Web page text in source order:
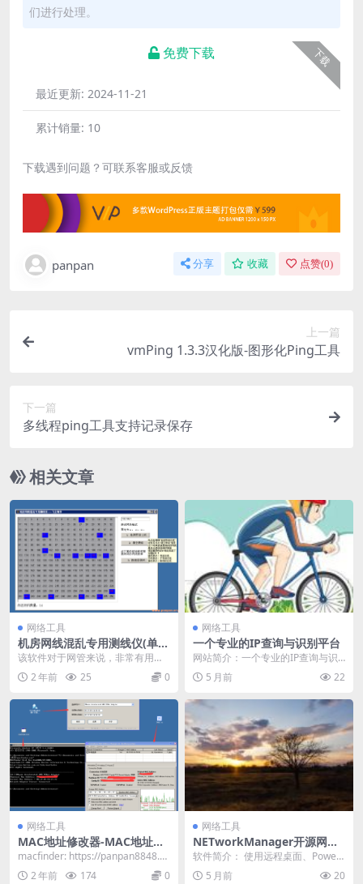
们进行处理。
下载
免费下载
最近更新: 2024-11-21
累计销量: 10
下载遇到问题？可联系客服或反馈
panpan 分享 收藏 点赞(0)
上一篇
vmPing 1.3.3汉化版-图形化Ping工具
下一篇
多线程ping工具支持记录保存
相关文章
网络工具
机房网线混乱专用测线仪(单文
件版)-局域网工具
该软件对于网管来说，非常有用哦
比如出现网络故障的时候，可以用
它来排查故障。看看...
2 年前 25 0
网络工具
一个专业的IP查询与识别平台
网站简介：一个专业的IP查询与识
别平台，支持IPv4和IPv6地址的查
询，能够识...
5 月前 22
网络工具
MAC地址修改器-MAC地址修
改工具-网卡物理地址修改工具
macfinder: https://panpan8848.ct
file.com...
2 年前 174 0
网络工具
NETworkManager开源网络
管理与故障排除工具
软件简介： 使用远程桌面、Power
Shell、PuTTY、TigerVNC 或...
5 月前 20